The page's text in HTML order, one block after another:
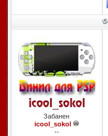
Забанен
icool_sokol
--